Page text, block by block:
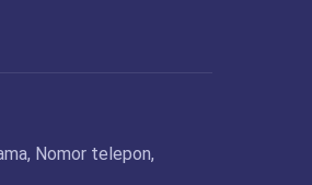
Nomor telepon,